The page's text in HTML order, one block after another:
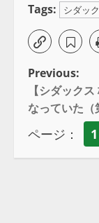
Tags: シダッ
Previous:
【シダック
なっていた（
ページ： 1